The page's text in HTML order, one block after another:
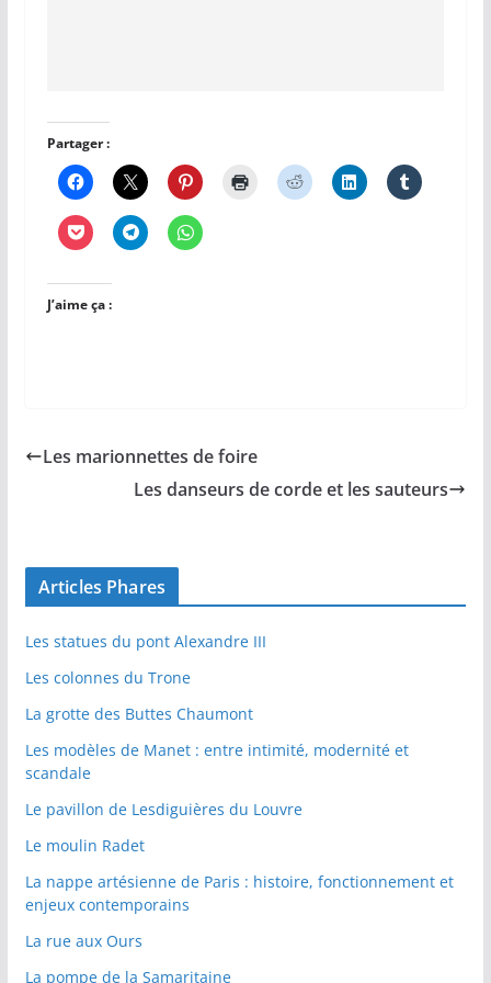
Partager :
J’aime ça :
Les marionnettes de foire
Les danseurs de corde et les sauteurs
Articles Phares
Les statues du pont Alexandre III
Les colonnes du Trone
La grotte des Buttes Chaumont
Les modèles de Manet : entre intimité, modernité et
scandale
Le pavillon de Lesdiguières du Louvre
Le moulin Radet
La nappe artésienne de Paris : histoire, fonctionnement et
enjeux contemporains
La rue aux Ours
La pompe de la Samaritaine